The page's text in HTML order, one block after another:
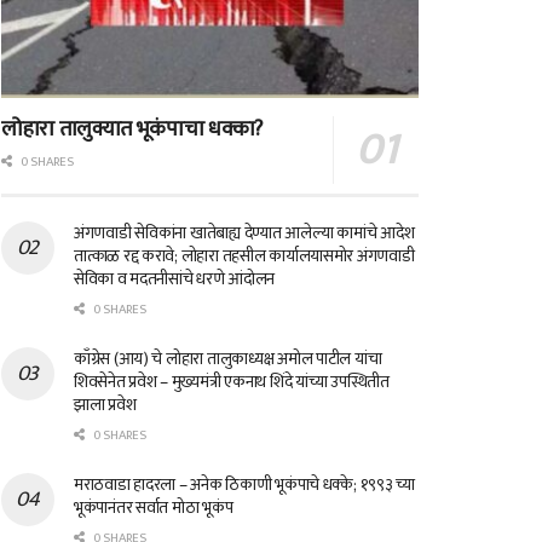
लोहारा तालुक्यात भूकंपाचा धक्का?
0 SHARES
अंगणवाडी सेविकांना खातेबाह्य देण्यात आलेल्या कामांचे आदेश
तात्काळ रद्द करावे; लोहारा तहसील कार्यालयासमोर अंगणवाडी
सेविका व मदतनीसांचे धरणे आंदोलन
0 SHARES
काँग्रेस (आय) चे लोहारा तालुकाध्यक्ष अमोल पाटील यांचा
शिवसेनेत प्रवेश – मुख्यमंत्री एकनाथ शिंदे यांच्या उपस्थितीत
झाला प्रवेश
0 SHARES
मराठवाडा हादरला – अनेक ठिकाणी भूकंपाचे धक्के; १९९३ च्या
भूकंपानंतर सर्वात मोठा भूकंप